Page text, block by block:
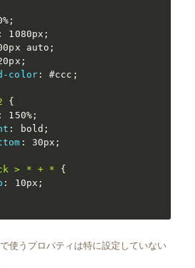
;
: 1080px ;
auto ;
;
color: #ccc ;
{
: 150%;
: bold ;
: 30px ;
> * + *
{
: 10px ;
使うプロパティは特に設定していない